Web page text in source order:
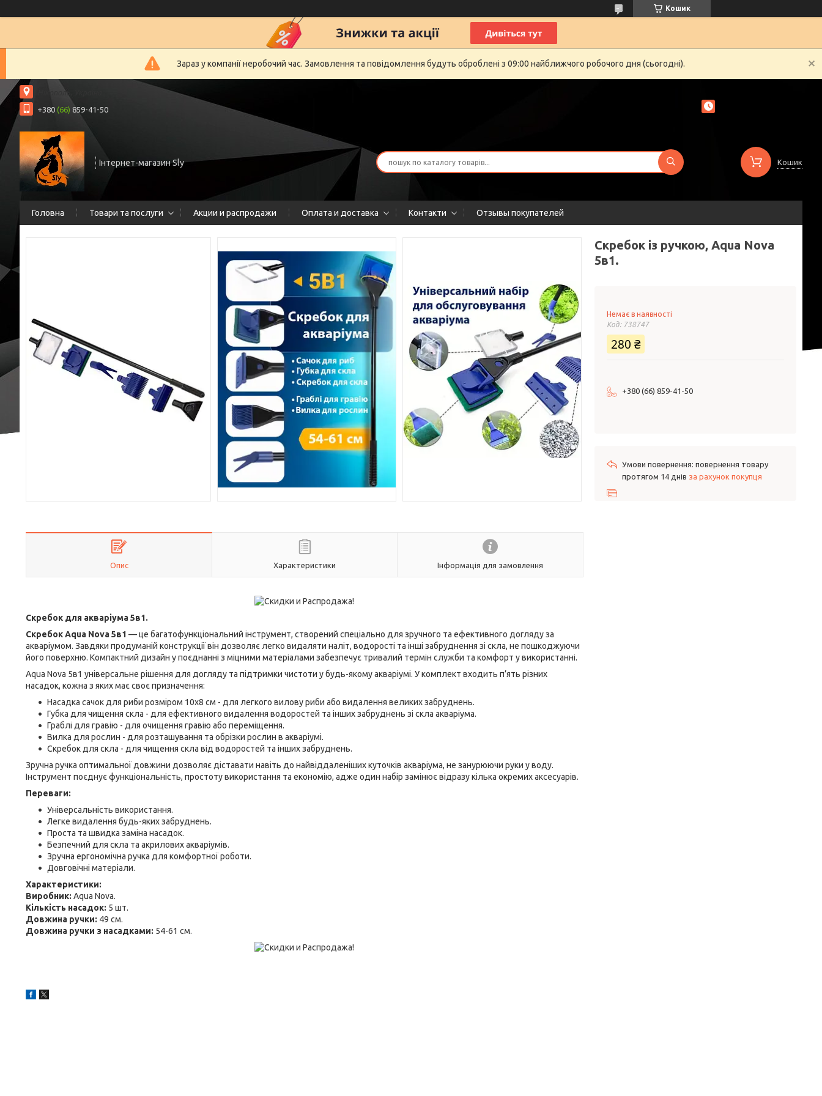
Кошик
Зараз у компанії неробочий час. Замовлення та повідомлення будуть оброблені з 09:00 найближчого робочого дня (сьогодні).
Нікополь, Україна
+380 (66) 859-41-50
Інтернет-магазин Sly Кошик
Головна Товари та послуги Акции и распродажи Оплата и доставка Контакти Отзывы покупателей
Опис Характеристики Інформація для замовлення
Скребок для акваріума 5в1.
Скребок Aqua Nova 5в1 — це багатофункціональний інструмент, створений спеціально для зручного та ефективного догляду за
акваріумом. Завдяки продуманій конструкції він дозволяє легко видаляти наліт, водорості та інші забруднення зі скла, не пошкоджуючи
його поверхню. Компактний дизайн у поєднанні з міцними матеріалами забезпечує тривалий термін служби та комфорт у використанні.
Aqua Nova 5в1 універсальне рішення для догляду та підтримки чистоти у будь-якому акваріумі. У комплект входить п’ять різних
насадок, кожна з яких має своє призначення:
Насадка сачок для риби розміром 10x8 см - для легкого вилову риби або видалення великих забруднень.
Губка для чищення скла - для ефективного видалення водоростей та інших забруднень зі скла акваріума.
Граблі для гравію - для очищення гравію або переміщення.
Вилка для рослин - для розташування та обрізки рослин в акваріумі.
Скребок для скла - для чищення скла від водоростей та інших забруднень.
Зручна ручка оптимальної довжини дозволяє діставати навіть до найвіддаленіших куточків акваріума, не занурюючи руки у воду.
Інструмент поєднує функціональність, простоту використання та економію, адже один набір замінює відразу кілька окремих аксесуарів.
Переваги:
Універсальність використання.
Легке видалення будь-яких забруднень.
Проста та швидка заміна насадок.
Безпечний для скла та акрилових акваріумів.
Зручна ергономічна ручка для комфортної роботи.
Довговічні матеріали.
Характеристики:
Виробник: Aqua Nova.
Кількість насадок: 5 шт.
Довжина ручки: 49 см.
Довжина ручки з насадками: 54-61 см.
Скребок із ручкою, Aqua Nova
5в1.
Немає в наявності
Код: 738747
280 ₴
+380 (66) 859-41-50
повернення товару
протягом 14 днів за рахунок покупця